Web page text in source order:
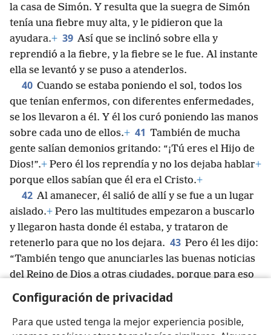
Configuración de privacidad
Para que usted tenga la mejor experiencia posible,
la casa de Simón. Y resulta que la suegra de Simón
tenía una fiebre muy alta, y le pidieron que la
ayudara.+ 39 Así que se inclinó sobre ella y
reprendió a la fiebre, y la fiebre se le fue. Al instante
ella se levantó y se puso a atenderlos.
40 Cuando se estaba poniendo el sol, todos los
que tenían enfermos, con diferentes enfermedades,
se los llevaron a él. Y él los curó poniendo las manos
sobre cada uno de ellos.+ 41 También de mucha
gente salían demonios gritando: “¡Tú eres el Hijo de
Dios!”.+ Pero él los reprendía y no los dejaba hablar+
porque ellos sabían que él era el Cristo.+
42 Al amanecer, él salió de allí y se fue a un lugar
aislado.+ Pero las multitudes empezaron a buscarlo
y llegaron hasta donde él estaba, y trataron de
retenerlo para que no los dejara. 43 Pero él les dijo:
“También tengo que anunciarles las buenas noticias
del Reino de Dios a otras ciudades, porque para eso
fui enviado”.
44
Así que siguió predicando por las
sinagogas de Judea.